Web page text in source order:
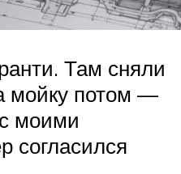
Там сняли
мойку потом —
моими
согласился